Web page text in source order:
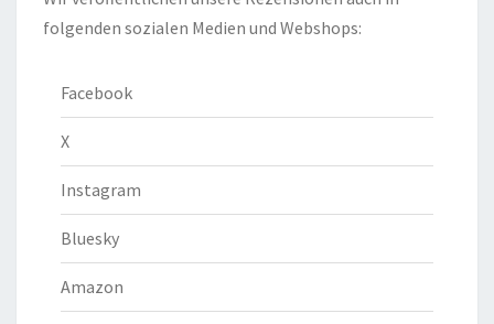
folgenden sozialen Medien und Webshops:
Facebook
X
Instagram
Bluesky
Amazon